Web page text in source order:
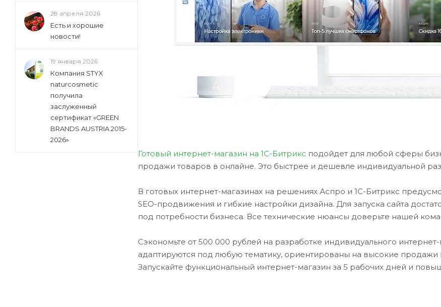
Готовый интернет-магазин на 1С-Битрикс подойдет для любой сферы
продажи товаров в онлайне. Это быстрее и дешевле индивидуальной
В готовых интернет-магазинах на решениях Аспро и 1С-Битрикс
SEO-продвижения и гибкие настройки дизайна. Для запуска сайта
под потребности бизнеса. Все технические нюансы доверьте нашей
Сэкономьте от 500 000 рублей на разработке индивидуального
адаптируются под любую тематику, ориентированы на высокие
Запускайте функциональный интернет-магазин за 5 рабочих дней и
28 апреля 2026
Есть и хорошие
новости!
19 января 2026
Компания STYX
naturcosmetic
получила
заслуженный
сертификат «GREEN
BRANDS AUSTRIA 2015-
2026»